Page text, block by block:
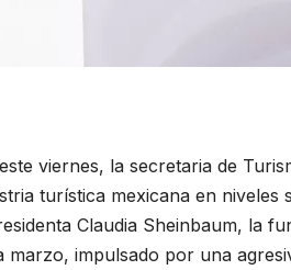
viernes, la secretaria de
turística mexicana en niveles
Claudia Sheinbaum, la
impulsado por una